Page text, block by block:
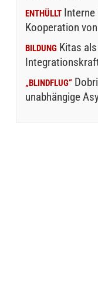
ENTHÜLLT Interne
Kooperation
BILDUNG Kitas als
„BLINDFLUG“
unabhängige